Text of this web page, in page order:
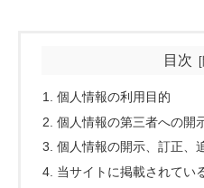
目次
個人情報の利用目的
個人情報の第三者への開
個人情報の開示、訂正、
当サイトに掲載されてい